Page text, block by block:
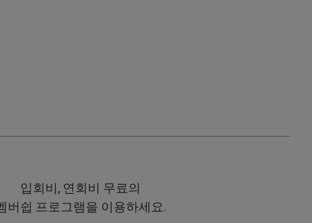
입회비, 연회비 무료의
버쉽 프로그램을 이용하세요.